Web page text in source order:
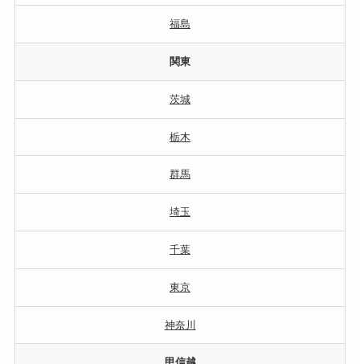
福島
関東
茨城
栃木
群馬
埼玉
千葉
東京
神奈川